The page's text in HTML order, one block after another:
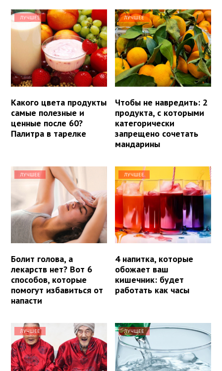
ЛУЧШЕЕ
Какого цвета продукты
самые полезные и
ценные после 60?
Палитра в тарелке
ЛУЧШЕЕ
Чтобы не навредить: 2
продукта, с которыми
категорически
запрещено сочетать
мандарины
ЛУЧШЕЕ
Болит голова, а
лекарств нет? Вот 6
способов, которые
помогут избавиться от
напасти
ЛУЧШЕЕ
4 напитка, которые
обожает ваш
кишечник: будет
работать как часы
ЛУЧШЕЕ ЛУЧШЕЕ